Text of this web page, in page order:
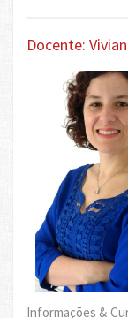
Docente:
Informações &